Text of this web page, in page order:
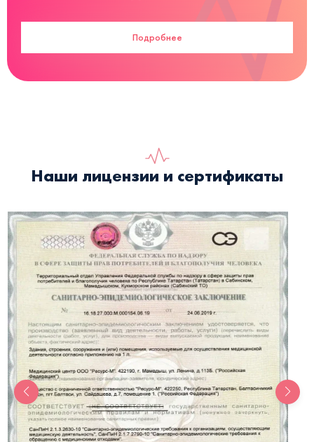
Подробнее
Наши лицензии и сертификаты